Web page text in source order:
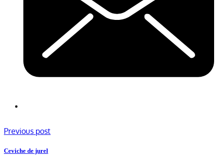
Previous post
Ceviche de jurel